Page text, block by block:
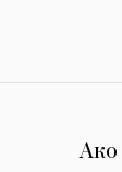
Ако